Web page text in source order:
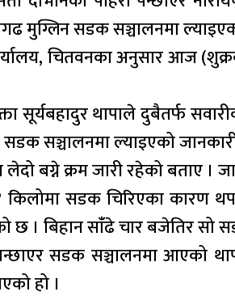
मुग्लिन सडक सञ्चालनमा
चितवनका अनुसार आज
सूर्यबहादुर थापाले दुबैतर्फ
सञ्चालनमा ल्याइएको
बग्ने क्रम जारी रहेको बताए
किलोमा सडक चिरिएका कारण
छ । बिहान सांँढे चार बजेतिर सो
सडक सञ्चालनमा आएको
हो ।